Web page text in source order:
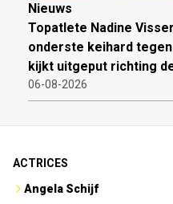
Nieuws
Topatlete Nadine
onderste keihard
kijkt uitgeput richting
06-08-2026
ACTRICES
Angela Schijf